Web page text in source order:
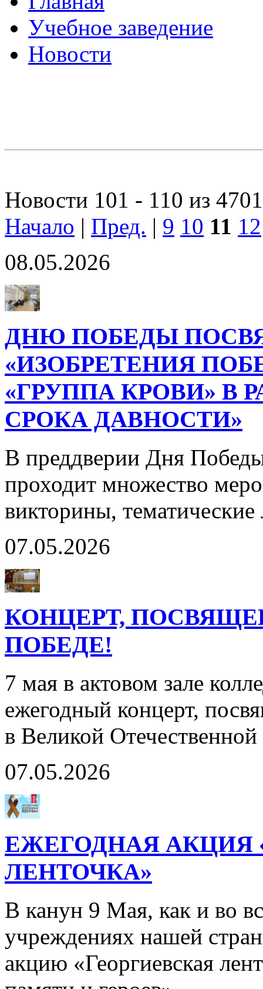
Учебное заведение
Новости
Новости 101 - 110 из 4701
Начало | Пред. | 9 10 11 12
08.05.2026
ДНЮ ПОБЕДЫ
«ИЗОБРЕТЕНИЯ
«ГРУППА КРОВИ» В
СРОКА ДАВНОСТИ»
В преддверии Дня
проходит множество
викторины,
07.05.2026
КОНЦЕРТ,
ПОБЕДЕ!
7 мая в актовом зале
ежегодный концерт,
в Великой
07.05.2026
ЕЖЕГОДНАЯ АКЦИЯ
ЛЕНТОЧКА»
В канун 9 Мая, как и во
учреждениях нашей
акцию «Георгиевская